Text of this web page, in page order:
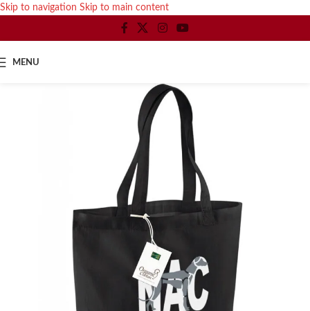
Skip to navigation Skip to main content
MENU